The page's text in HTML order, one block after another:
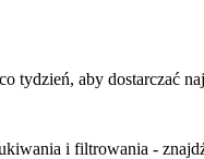
tydzień, aby dostarczać
i filtrowania -